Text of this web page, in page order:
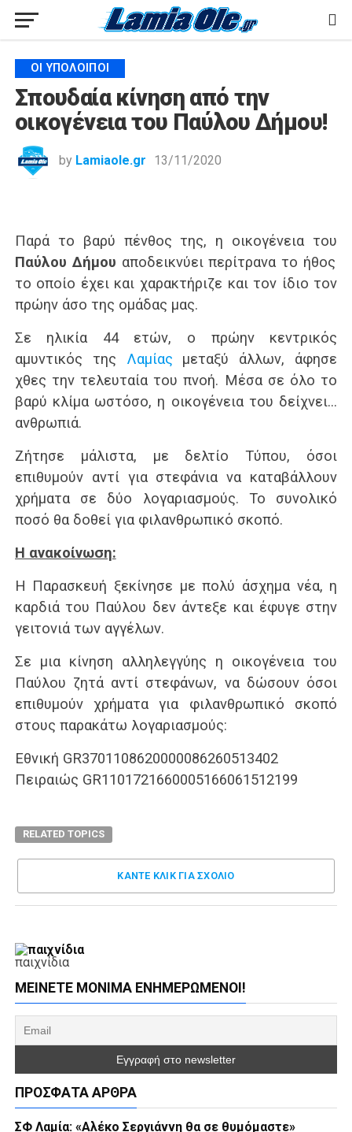
ΟΙ ΥΠΌΛΟΙΠΟΙ
Σπουδαία κίνηση από την
οικογένεια του Παύλου Δήμου!
by Lamiaole.gr 13/11/2020
Παρά το βαρύ πένθος της, η οικογένεια του
Παύλου Δήμου αποδεικνύει περίτρανα το ήθος
το οποίο έχει και χαρακτήριζε και τον ίδιο τον
πρώην άσο της ομάδας μας.
Σε ηλικία 44 ετών, ο πρώην κεντρικός
αμυντικός της Λαμίας μεταξύ άλλων, άφησε
χθες την τελευταία του πνοή. Μέσα σε όλο το
βαρύ κλίμα ωστόσο, η οικογένεια του δείχνει…
ανθρωπιά.
Ζήτησε μάλιστα, με δελτίο Τύπου, όσοι
επιθυμούν αντί για στεφάνια να καταβάλλουν
χρήματα σε δύο λογαριασμούς. Το συνολικό
ποσό θα δοθεί για φιλανθρωπικό σκοπό.
Η ανακοίνωση:
Η Παρασκευή ξεκίνησε με πολύ άσχημα νέα, η
καρδιά του Παύλου δεν άντεξε και έφυγε στην
γειτονιά των αγγέλων.
Σε μια κίνηση αλληλεγγύης η οικογένεια του
Παύλου ζητά αντί στεφάνων, να δώσουν όσοι
επιθυμούν χρήματα για φιλανθρωπικό σκοπό
στους παρακάτω λογαριασμούς:
Εθνική GR3701108620000086260513402
Πειραιώς GR1101721660005166061512199
RELATED TOPICS
ΚΑΝΤΕ ΚΛΊΚ ΓΙΑ ΣΧΌΛΙΟ
παιχνίδια
ΜΕΊΝΕΤΕ ΜΌΝΙΜΑ ΕΝΗΜΕΡΏΜΕΝΟΙ!
ΠΡΌΣΦΑΤΑ ΆΡΘΡΑ
ΣΦ Λαμία: «Αλέκο Σεργιάννη θα σε θυμόμαστε»